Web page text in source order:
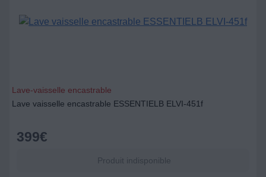
Lave-vaisselle encastrable
Lave vaisselle encastrable ESSENTIELB ELVI-451f
399€
Produit indisponible